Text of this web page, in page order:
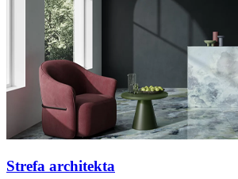
Strefa architekta